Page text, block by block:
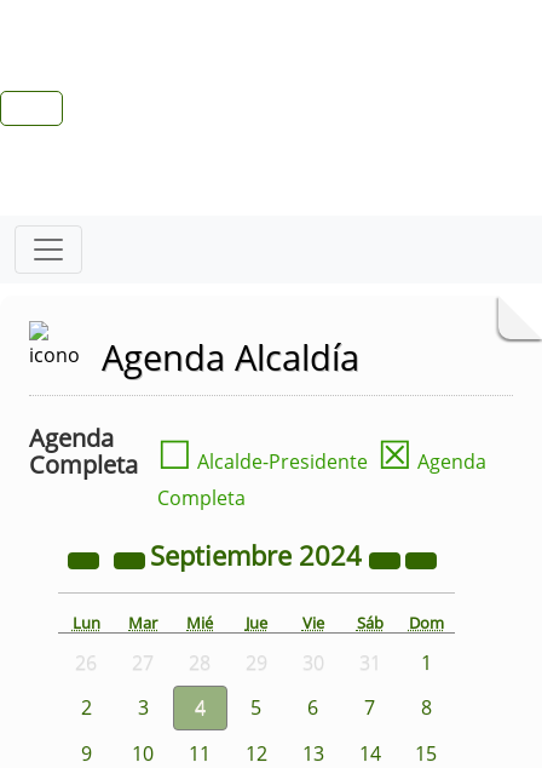
Agenda Alcaldía
Agenda
Completa
☐ Alcalde-Presidente ☒ Agenda
Completa
Septiembre 2024
Lun Mar Mié Jue Vie Sáb Dom
26 27 28 29 30 31
1
2
3 4 5 6 7
8
9
10 11 12 13 14
15